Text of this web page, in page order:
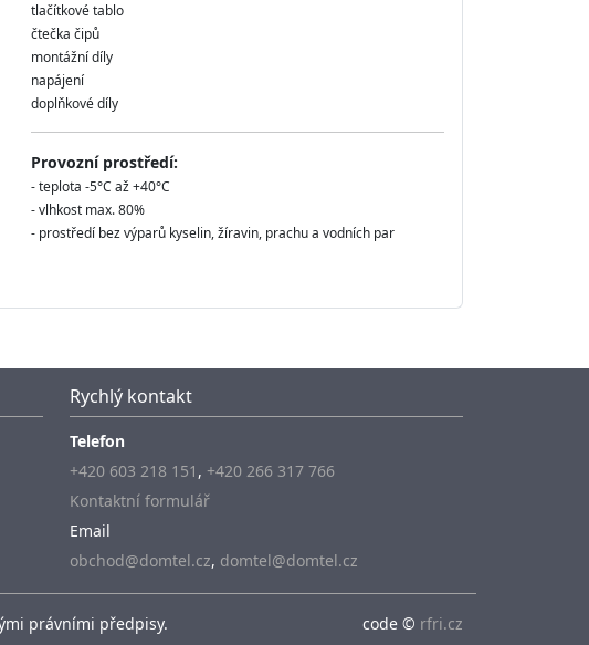
tlačítkové tablo
čtečka čipů
montážní díly
napájení
doplňkové díly
Provozní prostředí:
- teplota -5°C až +40°C
- vlhkost max. 80%
- prostředí bez výparů kyselin, žíravin, prachu a vodních par
Rychlý kontakt
Telefon
+420 603 218 151 , +420 266 317 766
Kontaktní formulář
Email
obchod@domtel.cz, domtel@domtel.cz
právními předpisy. code © rfri.cz